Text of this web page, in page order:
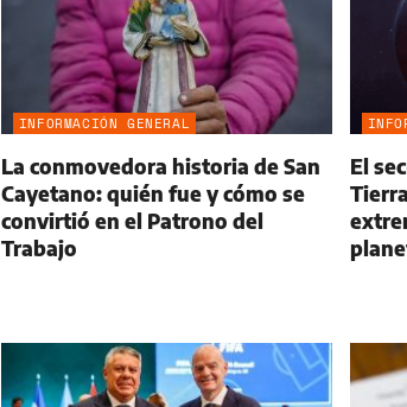
INFORMACIÓN GENERAL
La conmovedora historia de San
Cayetano: quién fue y cómo se
convirtió en el Patrono del
Trabajo
El